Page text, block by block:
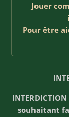
Jouer
Pour être
souhaitant